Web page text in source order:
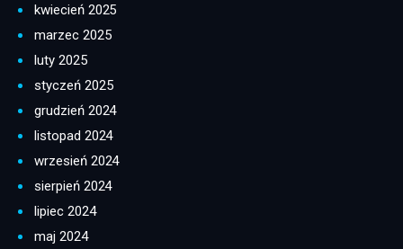
kwiecień 2025
marzec 2025
luty 2025
styczeń 2025
grudzień 2024
listopad 2024
wrzesień 2024
sierpień 2024
lipiec 2024
maj 2024